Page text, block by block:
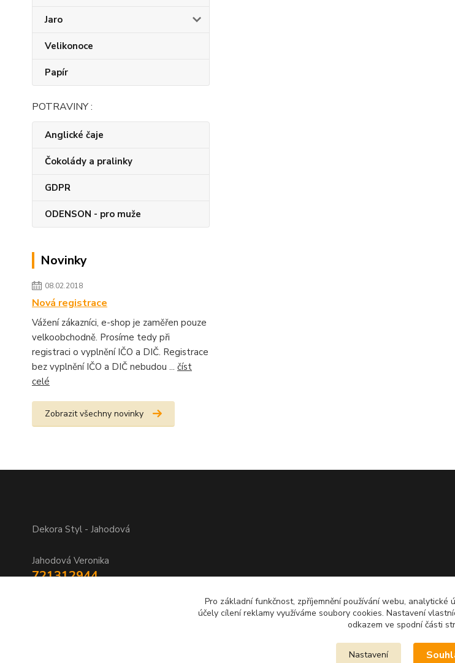
Jaro
Velikonoce
Papír
POTRAVINY :
Anglické čaje
Čokolády a pralinky
GDPR
ODENSON - pro muže
Novinky
08.02.2018
Nová registrace
Vážení zákazníci, e-shop je zaměřen pouze
velkoobchodně. Prosíme tedy při
registraci o vyplnění IČO a DIČ. Registrace
bez vyplnění IČO a DIČ nebudou ... číst
celé
Zobrazit všechny novinky
Dekora Styl - Jahodová
Jahodová Veronika
721312944
Pro základní funkčnost, zpříjemnění používání webu, analytické
účely cílení reklamy využíváme soubory cookies. Nastavení
odkazem ve spodní části
Nastavení